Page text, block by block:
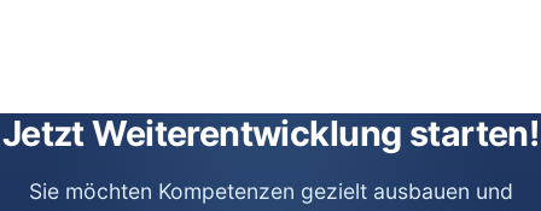
Jetzt Weiterentwicklung starten!
Sie möchten Kompetenzen gezielt ausbauen und